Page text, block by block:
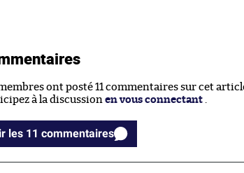
ont posté 11 commentaires sur cet
à la discussion en vous connectant
Voir les 11 commentaires